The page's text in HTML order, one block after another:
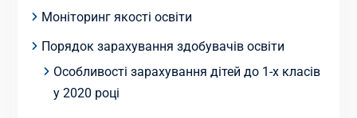
Моніторинг якості освіти
Порядок зарахування здобувачів освіти
Особливості зарахування дітей до 1-х класів
у 2020 році